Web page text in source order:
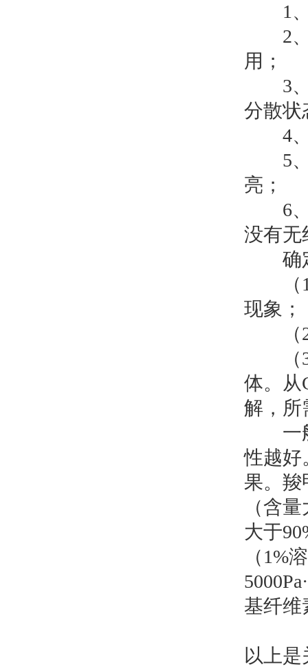
1、
2、
用；
3、
分散状
4、
5、
亮；
6、
没有无
确定
（1
现象；
（2
（3
体。从
解，
一般
性越好
果。羧
（含
大于
（1%
基纤维
以上